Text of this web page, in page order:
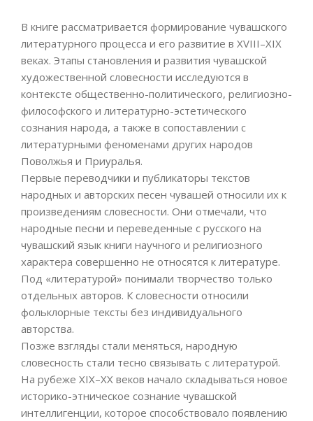
В книге рассматривается формирование чувашского
литературного процесса и его развитие в XVIII–ХIХ
веках. Этапы становления и развития чувашской
художественной словесности исследуются в
контексте общественно-политического, религиозно-
философского и литературно-эстетического
сознания народа, а также в сопоставлении с
литературными феноменами других народов
Поволжья и Приуралья.
Первые переводчики и публикаторы текстов
народных и авторских песен чувашей относили их к
произведениям словесности. Они отмечали, что
народные песни и переведенные с русского на
чувашский язык книги научного и религиозного
характера совершенно не относятся к литературе.
Под «литературой» понимали творчество только
отдельных авторов. К словесности относили
фольклорные тексты без индивидуального
авторства.
Позже взгляды стали меняться, народную
словесность стали тесно связывать с литературой.
На рубеже XIX–XX веков начало складываться новое
историко-этническое сознание чувашской
интеллигенции, которое способствовало появлению